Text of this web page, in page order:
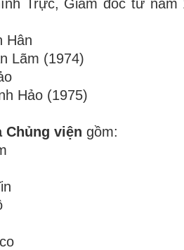
Trực, Giám đốc từ
Hân
Lãm (1974)
Hảo (1975)
Chủng viện gồm: